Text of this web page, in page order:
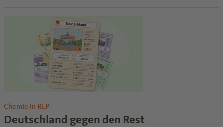
Chemie in RLP
Deutschland gegen den Rest